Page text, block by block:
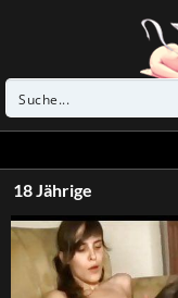
18 Jährige